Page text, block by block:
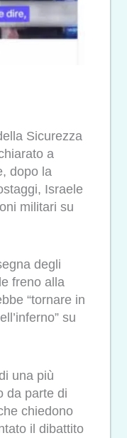
Sicurezza
a
dopo la
Israele
militari su
degli
freno alla
“tornare in
su
una più
da parte di
chiedono
il dibattito